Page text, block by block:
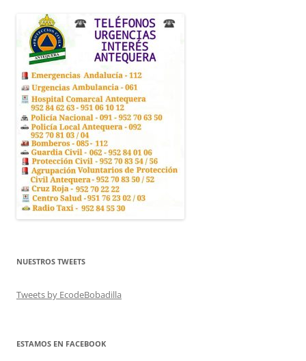
NUESTROS TWEETS
Tweets by EcodeBobadilla
ESTAMOS EN FACEBOOK